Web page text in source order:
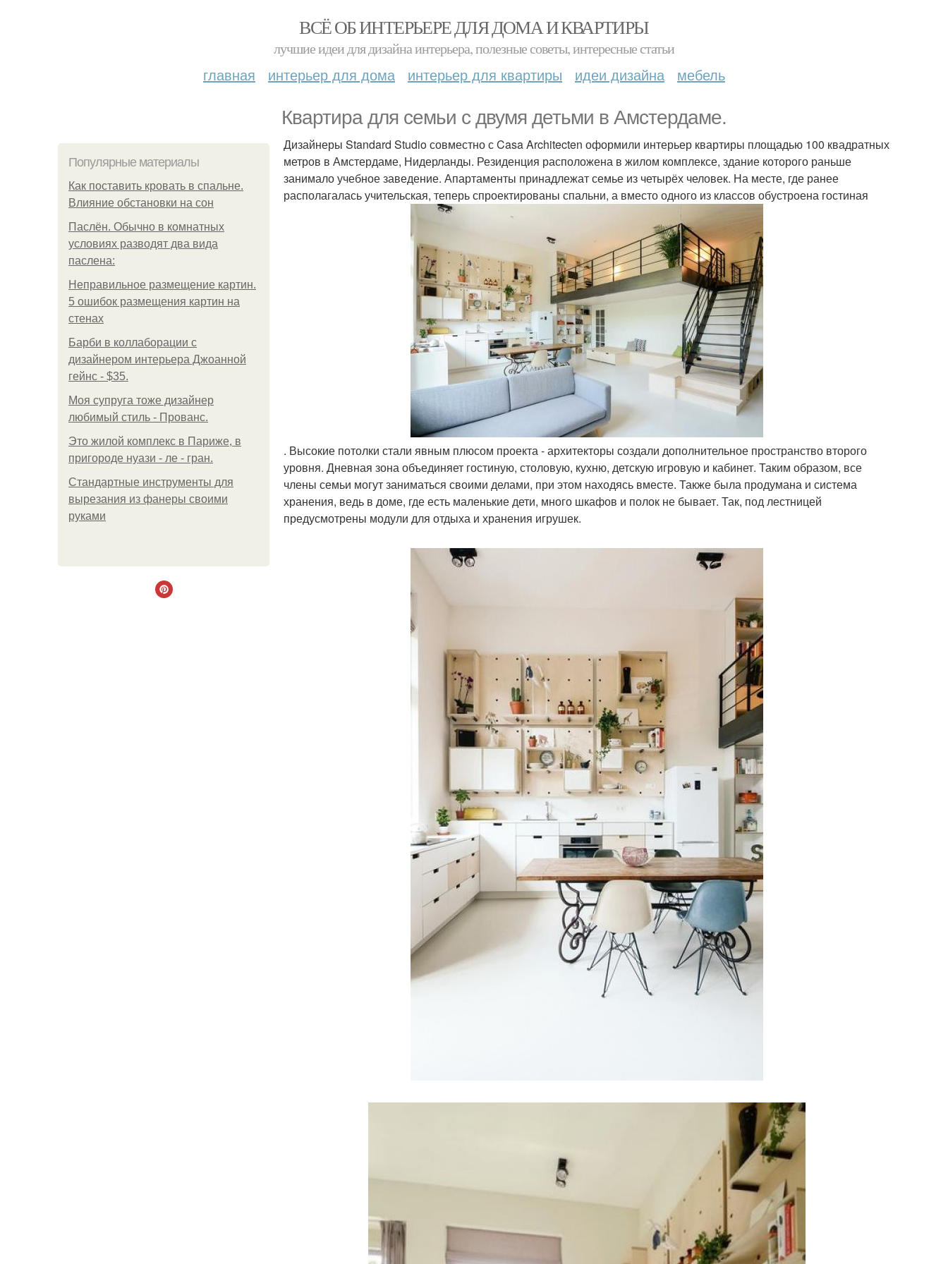
ВСЁ ОБ ИНТЕРЬЕРЕ ДЛЯ ДОМА И КВАРТИРЫ
лучшие идеи для дизайна интерьера, полезные советы, интересные статьи
главная интерьер для дома интерьер для квартиры идеи дизайна мебель
Квартира для семьи с двумя детьми в Амстердаме.
Популярные материалы
Как поставить кровать в спальне.
Влияние обстановки на сон
Паслён. Обычно в комнатных
условиях разводят два вида
паслена:
Неправильное размещение картин.
5 ошибок размещения картин на
стенах
Барби в коллаборации с
дизайнером интерьера Джоанной
гейнс - $35.
Моя супруга тоже дизайнер
любимый стиль - Прованс.
Это жилой комплекс в Париже, в
пригороде нуази - ле - гран.
Стандартные инструменты для
вырезания из фанеры своими
руками
Дизайнеры Standard Studio совместно с Casa Architecten оформили интерьер квартиры площадью 100 квадратных
метров в Амстердаме, Нидерланды. Резиденция расположена в жилом комплексе, здание которого раньше
занимало учебное заведение. Апартаменты принадлежат семье из четырёх человек. На месте, где ранее
располагалась учительская, теперь спроектированы спальни, а вместо одного из классов обустроена гостиная
. Высокие потолки стали явным плюсом проекта - архитекторы создали дополнительное пространство второго
уровня. Дневная зона объединяет гостиную, столовую, кухню, детскую игровую и кабинет. Таким образом, все
члены семьи могут заниматься своими делами, при этом находясь вместе. Также была продумана и система
хранения, ведь в доме, где есть маленькие дети, много шкафов и полок не бывает. Так, под лестницей
предусмотрены модули для отдыха и хранения игрушек.